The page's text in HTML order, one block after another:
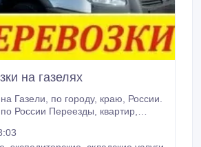
на газелях
краю, России.
Переезды, квартир,